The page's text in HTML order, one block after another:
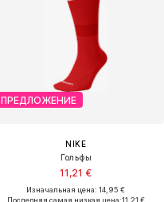
ПРЕДЛОЖЕНИЕ
NIKE
Гольфы
11,21 €
Изначальная цена: 14,95 €